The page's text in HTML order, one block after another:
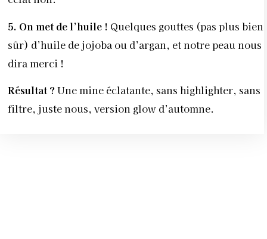
5. On met de l’huile ! Quelques gouttes (pas plus bien
sûr) d’huile de jojoba ou d’argan, et notre peau nous
dira merci !
Résultat ? Une mine éclatante, sans highlighter, sans
filtre, juste nous, version glow d’automne.